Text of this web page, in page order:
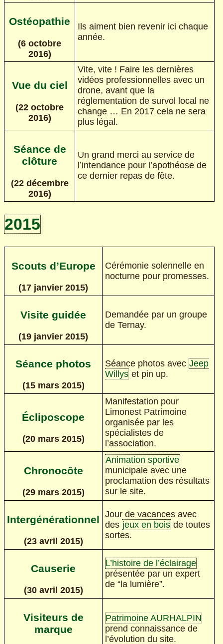
Ostéopathie
(6 octobre
2016)
Ils aiment bien revenir ici chaque
année.
Vue du ciel
(22 octobre
2016)
Vite, vite ! Faire les dernières
vidéos professionnelles avec un
drone, avant que la
réglementation de survol local ne
change … En 2017 cela ne sera
plus légal.
Séance de
clôture
(22 décembre
2016)
Un grand merci au service de
l’intendance pour l’apothéose de
ce dernier repas de fête.
2015
Scouts d’Europe
(17 janvier 2015)
Cérémonie solennelle en
nocturne pour promesses.
Visite guidée
(19 janvier 2015)
Demandée par un groupe
de Ternay.
Séance photos
(15 mars 2015)
Séance photos avec Jeep
Willys et pin up.
Écliposcope
(20 mars 2015)
Manifestation pour
Limonest Patrimoine
organisée par les
spécialistes de
l’association.
Chronocôte
(29 mars 2015)
Animation sportive
municipale avec une
proclamation des résultats
sur le site.
Intergénérationnel
(23 avril 2015)
Jour de vacances avec
des jeux en bois de toutes
sortes.
Causerie
(30 avril 2015)
L’histoire de l’éclairage
présentée par un expert
de “la lumière”.
Visiteurs de
marque
Patrimoine AURHALPIN
prend connaissance de
l’évolution du site.